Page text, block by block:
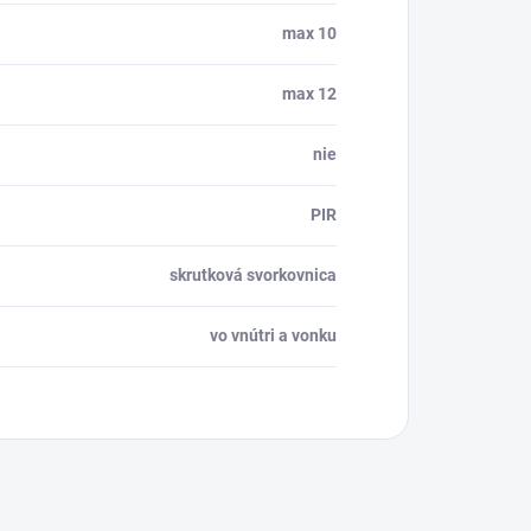
max 10
max 12
nie
PIR
skrutková svorkovnica
vo vnútri a vonku